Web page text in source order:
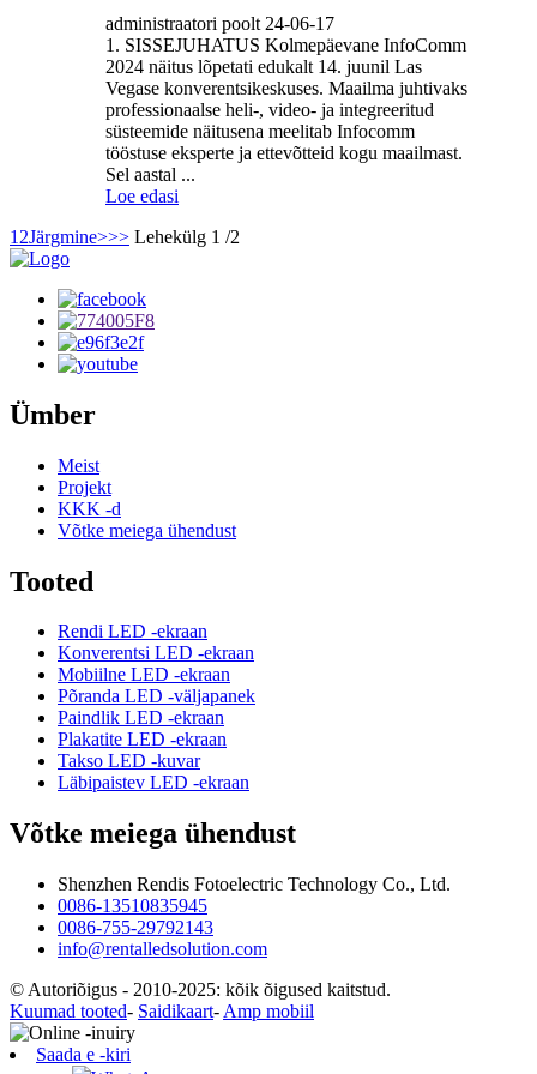
administraatori poolt 24-06-17
1. SISSEJUHATUS Kolmepäevane InfoComm
2024 näitus lõpetati edukalt 14. juunil Las
Vegase konverentsikeskuses. Maailma juhtivaks
professionaalse heli-, video- ja integreeritud
süsteemide näitusena meelitab Infocomm
tööstuse eksperte ja ettevõtteid kogu maailmast.
Sel aastal ...
Loe edasi
1 2Järgmine>>> Lehekülg 1 /2
Ümber
Meist
Projekt
KKK -d
Võtke meiega ühendust
Tooted
Rendi LED -ekraan
Konverentsi LED -ekraan
Mobiilne LED -ekraan
Põranda LED -väljapanek
Paindlik LED -ekraan
Plakatite LED -ekraan
Takso LED -kuvar
Läbipaistev LED -ekraan
Võtke meiega ühendust
Shenzhen Rendis Fotoelectric Technology Co., Ltd.
0086-13510835945
0086-755-29792143
info@rentalledsolution.com
© Autoriõigus - 2010-2025: kõik õigused kaitstud.
Kuumad tooted- Saidikaart- Amp mobiil
Saada e -kiri